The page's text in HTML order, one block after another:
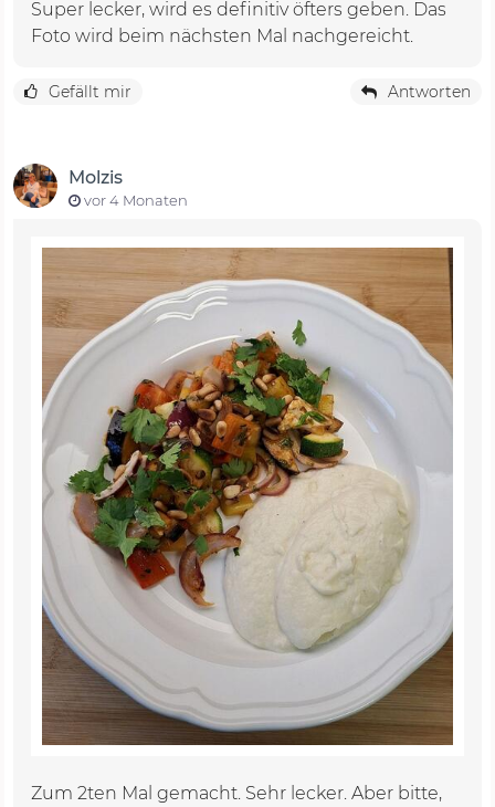
Super lecker, wird es definitiv öfters geben. Das
Foto wird beim nächsten Mal nachgereicht.
Gefällt mir Antworten
Molzis
vor 4 Monaten
Zum 2ten Mal gemacht. Sehr lecker. Aber bitte,